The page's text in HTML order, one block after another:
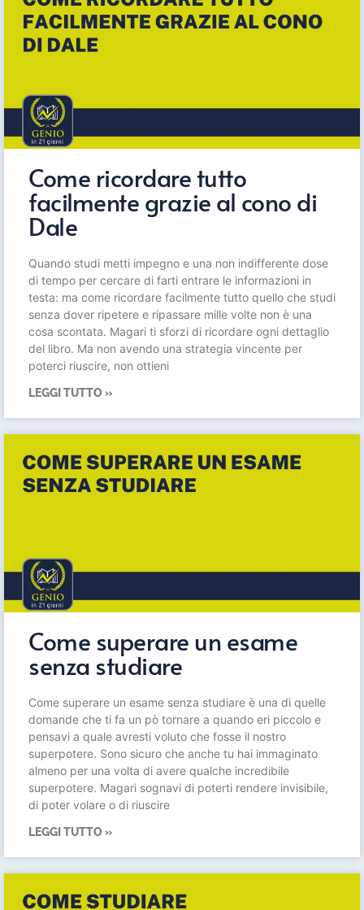
Come ricordare tutto
facilmente grazie al cono di
Dale
Quando studi metti impegno e una non indifferente dose
di tempo per cercare di farti entrare le informazioni in
testa: ma come ricordare facilmente tutto quello che studi
senza dover ripetere e ripassare mille volte non è una
cosa scontata. Magari ti sforzi di ricordare ogni dettaglio
del libro. Ma non avendo una strategia vincente per
poterci riuscire, non ottieni
LEGGI TUTTO »
Come superare un esame
senza studiare
Come superare un esame senza studiare è una di quelle
domande che ti fa un pò tornare a quando eri piccolo e
pensavi a quale avresti voluto che fosse il nostro
superpotere. Sono sicuro che anche tu hai immaginato
almeno per una volta di avere qualche incredibile
superpotere. Magari sognavi di poterti rendere invisibile,
di poter volare o di riuscire
LEGGI TUTTO »